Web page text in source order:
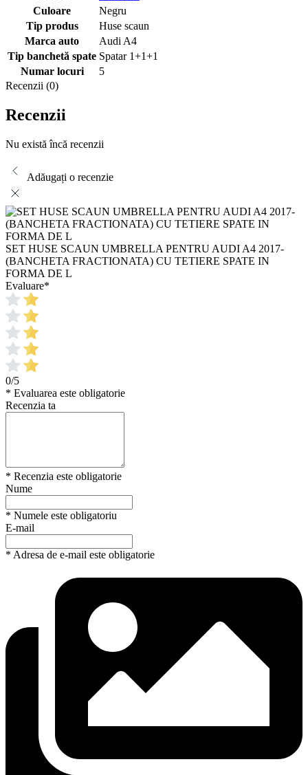
Culoare
Negru
Tip produs
Huse scaun
Marca auto
Audi A4
Tip banchetă spate Spatar 1+1+1
Numar locuri
5
Recenzii (0)
Recenzii
Nu există încă recenzii
Adăugați o recenzie
SET HUSE SCAUN UMBRELLA PENTRU AUDI A4 2017-
(BANCHETA FRACTIONATA) CU TETIERE SPATE IN
FORMA DE L
Evaluare*
0/5
* Evaluarea este obligatorie
Recenzia ta
* Recenzia este obligatorie
Nume
* Numele este obligatoriu
E-mail
* Adresa de e-mail este obligatorie